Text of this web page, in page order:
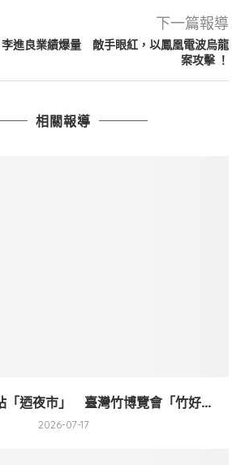
下一篇報導
進良業績爆量 敵手眼紅，以鳳凰電波烏龍
案攻擊 ！
相關報導
「迺夜市」 臺灣竹博覽會「竹好...
2026-07-17